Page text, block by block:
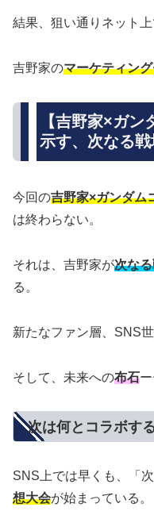
結果、狙い通りネット上
吉野家のマーケティン
【吉野家×ガ
示す、次なる戦
今回の吉野家×ガンダム
は終わらない。
それは、吉野家が次な
る。
新たなファン層、SNS
そして、未来への布石ー
次は何とコラボす
SNS上では早くも、「
想大会が始まっている。